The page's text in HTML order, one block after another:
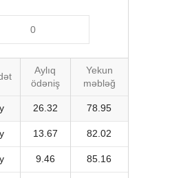
Aylıq
ödəniş
Yekun
məbləğ
26.32 78.95
13.67 82.02
9.46 85.16